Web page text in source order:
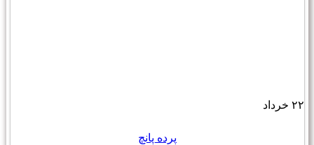
۲۲ خرداد
پرده پانچ